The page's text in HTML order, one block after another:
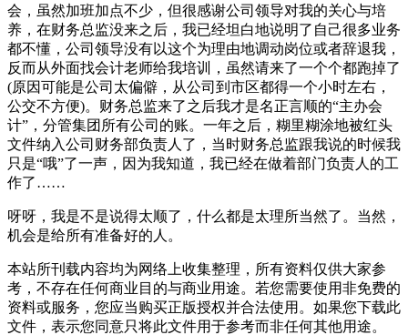
会，虽然加班加点不少，但很感谢公司领导对我的关心与培
养，在财务总监没来之后，我已经坦白地说明了自己很多业务
都不懂，公司领导没有以这个为理由地调动岗位或者辞退我，
反而从外面找会计老师给我培训，虽然请来了一个个都跑掉了
(原因可能是公司太偏僻，从公司到市区都得一个小时左右，
公交不方便)。财务总监来了之后我才是名正言顺的“主办会
计”，分管集团所有公司的账。一年之后，糊里糊涂地被红头
文件纳入公司财务部负责人了，当时财务总监跟我说的时候我
只是“哦”了一声，因为我知道，我已经在做着部门负责人的工
作了……
呀呀，我是不是说得太顺了，什么都是太理所当然了。当然，
机会是给所有准备好的人。
本站所刊载内容均为网络上收集整理，所有资料仅供大家参
考，不存在任何商业目的与商业用途。若您需要使用非免费的
资料或服务，您应当购买正版授权并合法使用。如果您下载此
文件，表示您同意只将此文件用于参考而非任何其他用途。